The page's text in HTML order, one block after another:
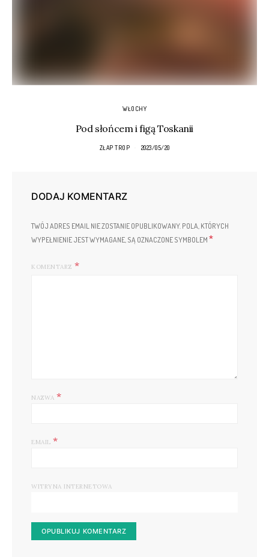
WŁOCHY
Pod słońcem i figą Toskanii
ZŁAP TROP 2023/05/20
DODAJ KOMENTARZ
TWÓJ ADRES EMAIL NIE ZOSTANIE OPUBLIKOWANY. POLA, KTÓRYCH
WYPEŁNIENIE JEST WYMAGANE, SĄ OZNACZONE SYMBOLEM *
KOMENTARZ
NAZWA *
EMAIL *
WITRYNA INTERNETOWA